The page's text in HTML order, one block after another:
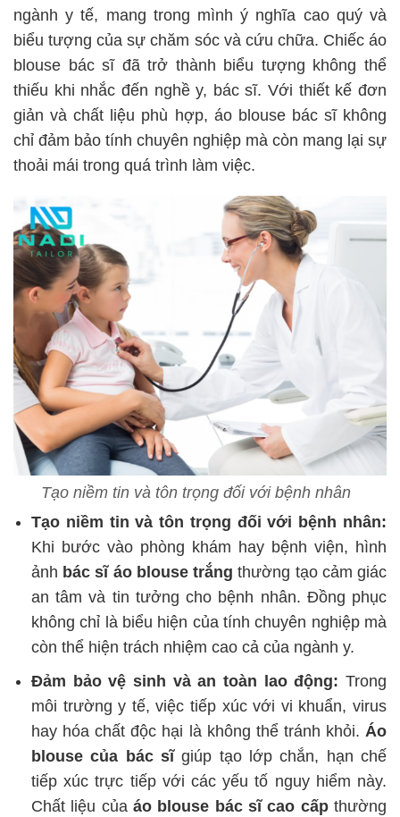
ngành y tế, mang trong mình ý nghĩa cao quý và
biểu tượng của sự chăm sóc và cứu chữa. Chiếc áo
blouse bác sĩ đã trở thành biểu tượng không thể
thiếu khi nhắc đến nghề y, bác sĩ. Với thiết kế đơn
giản và chất liệu phù hợp, áo blouse bác sĩ không
chỉ đảm bảo tính chuyên nghiệp mà còn mang lại sự
thoải mái trong quá trình làm việc.
Tạo niềm tin và tôn trọng đối với bệnh nhân
Tạo niềm tin và tôn trọng đối với bệnh nhân:
Khi bước vào phòng khám hay bệnh viện, hình
ảnh bác sĩ áo blouse trắng thường tạo cảm giác
an tâm và tin tưởng cho bệnh nhân. Đồng phục
không chỉ là biểu hiện của tính chuyên nghiệp mà
còn thể hiện trách nhiệm cao cả của ngành y.
Đảm bảo vệ sinh và an toàn lao động: Trong
môi trường y tế, việc tiếp xúc với vi khuẩn, virus
hay hóa chất độc hại là không thể tránh khỏi. Áo
blouse của bác sĩgiúp tạo lớp chắn, hạn chế
tiếp xúc trực tiếp với các yếu tố nguy hiểm này.
Chất liệu của áo blouse bác sĩ cao cấp thường